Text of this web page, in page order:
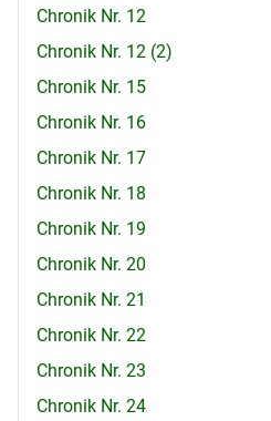
Chronik Nr. 12
Chronik Nr. 12 (2)
Chronik Nr. 15
Chronik Nr. 16
Chronik Nr. 17
Chronik Nr. 18
Chronik Nr. 19
Chronik Nr. 20
Chronik Nr. 21
Chronik Nr. 22
Chronik Nr. 23
Chronik Nr. 24